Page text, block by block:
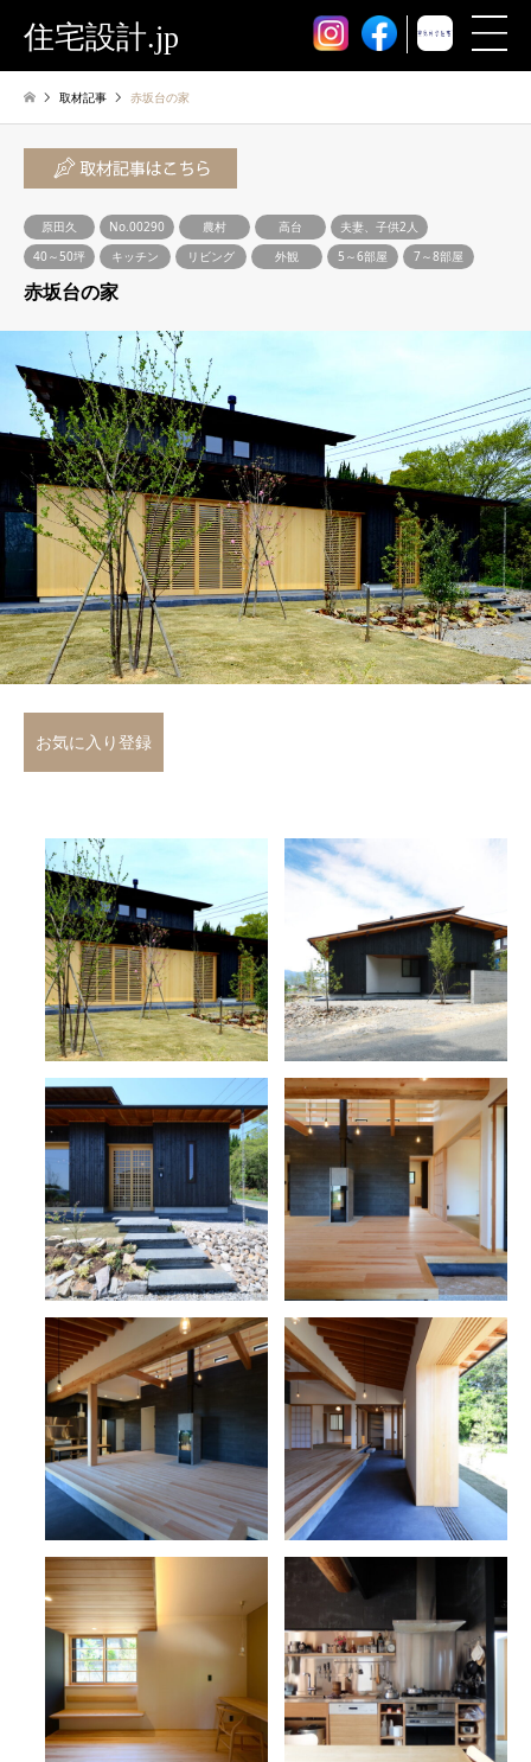
住宅設計.jp
取材記事 赤坂台の家
原田久 No.00290 農村 高台
夫妻、子供2人
40～50坪
キッチン リビング 外観 5～6部屋 7～8部屋
赤坂台の家
お気に入り登録